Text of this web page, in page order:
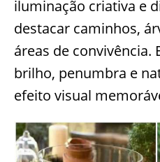
iluminação criativa e
destacar caminhos,
áreas de convivência.
brilho, penumbra e
efeito visual